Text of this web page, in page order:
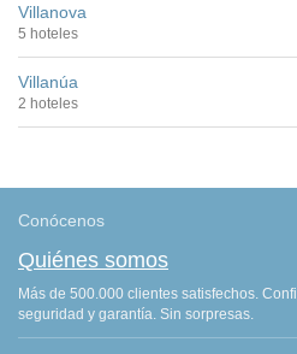
Villanova
5 hoteles
Villanúa
2 hoteles
Conócenos
Quiénes somos
Más de 500.000 clientes satisfechos.
seguridad y garantía. Sin sorpresas.